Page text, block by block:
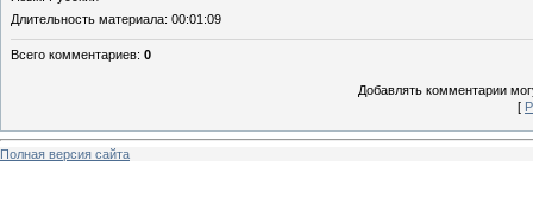
Длительность материала: 00:01:09
Всего комментариев: 0
Добавлять комментарии
[
Полная версия сайта